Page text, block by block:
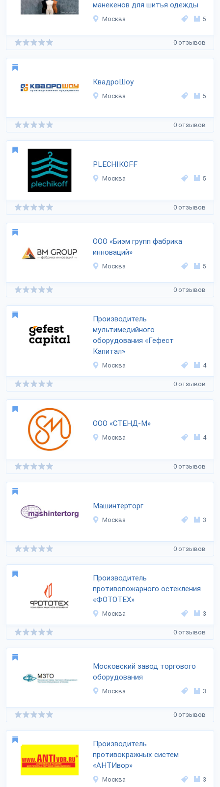
манекенов для шитья одежды
Москва 5
0 отзывов
КвадроШоу
Москва 5
0 отзывов
PLECHIKOFF
Москва 5
0 отзывов
ООО «Биэм групп фабрика
инноваций»
Москва 5
0 отзывов
Производитель
мультимедийного
оборудования «Гефест
Капитал»
Москва 4
0 отзывов
ООО «СТЕНД-М»
Москва 4
0 отзывов
Машинтерторг
Москва 3
0 отзывов
Производитель
противопожарного остекления
«ФОТОТЕХ»
Москва 3
0 отзывов
Московский завод торгового
оборудования
Москва 3
0 отзывов
Производитель
противокражных систем
«АНТИвор»
Москва 3